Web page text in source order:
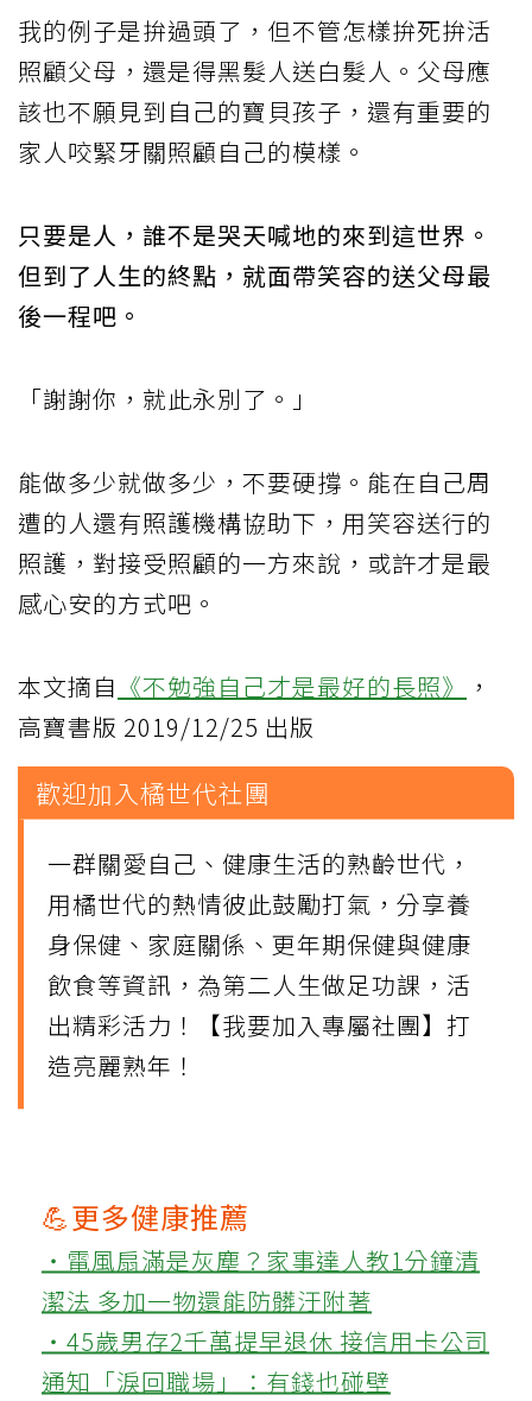
我的例子是拚過頭了，但不管怎樣拚死拚活
照顧父母，還是得黑髮人送白髮人。父母應
該也不願見到自己的寶貝孩子，還有重要的
家人咬緊牙關照顧自己的模樣。
只要是人，誰不是哭天喊地的來到這世界。
但到了人生的終點，就面帶笑容的送父母最
後一程吧。
「謝謝你，就此永別了。」
能做多少就做多少，不要硬撐。能在自己周
遭的人還有照護機構協助下，用笑容送行的
照護，對接受照顧的一方來說，或許才是最
感心安的方式吧。
本文摘自 《不勉強自己才是最好的長照》
，
高寶書版 2019/12/25 出版
歡迎加入橘世代社團
一群關愛自己、健康生活的熟齡世代，
用橘世代的熱情彼此鼓勵打氣，分享養
身保健、 家庭關係 、更年期保健與健康
飲食等資訊，為第二人生做足功課，活
出精彩活力！【我要加入專屬社團】打
造亮麗熟年！
💪更多健康推薦
‧電風扇滿是灰塵？家事達人教1分鐘清
潔法 多加一物還能防髒汙附著
‧45歲男存2千萬提早退休 接信用卡公司
通知「淚回職場」：有錢也碰壁